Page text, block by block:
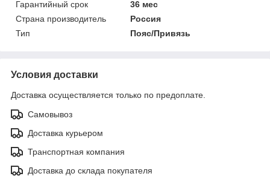
Гарантийный срок
36 мес
Страна производитель
Россия
Тип
Пояс/Привязь
Условия доставки
Доставка осуществляется только по предоплате.
Самовывоз
Доставка курьером
Транспортная компания
Доставка до склада покупателя